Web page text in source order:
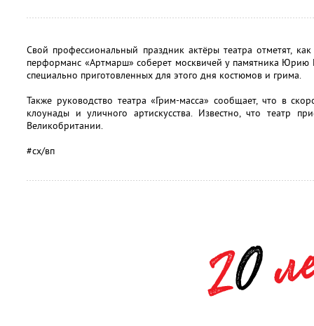
Свой профессиональный праздник актёры театра отметят,
перформанс «Артмарш» соберет москвичей у памятника Юрию
специально приготовленных для этого дня костюмов и грима.
Также руководство театра «Грим-масса» сообщает, что в
клоунады и уличного артискусства. Известно, что театр
Великобритании.
#сх/вп